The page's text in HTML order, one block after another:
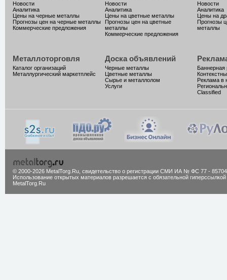
Новости
Аналитика
Цены на черные металлы
Прогнозы цен на черные металлы
Коммерческие предложения
Новости
Аналитика
Цены на цветные металлы
Прогнозы цен на цветные
металлы
Коммерческие предложения
Новости
Аналитика
Цены на
Прогнозы
металлы
Металлоторговля
Каталог организаций
Металлургический маркетплейс
Доска объявлений
Черные металлы
Цветные металлы
Сырье и металлолом
Услуги
Баннерная
Реклама в
Classified
© 2000-2026 MetalTorg.Ru, cвидетельство о регистрации СМИ ИА № ФС 77 - 85704
Использование открытых материалов разрешается с обязательной гиперссылкой
MetalTorg.Ru